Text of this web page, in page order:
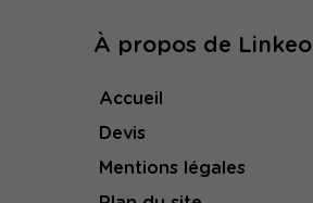
À propos de Linkeo
Accueil
Devis
Mentions légales